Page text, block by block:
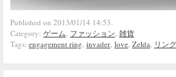
Published on 2013/01/14 14:53.
Category: ゲーム ファッション 雑貨
Tags: engagement ring invader love Zelda リング